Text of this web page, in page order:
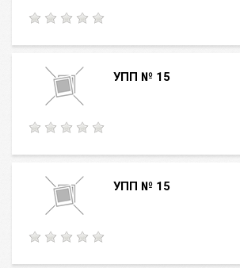
УПП № 15
УПП № 15